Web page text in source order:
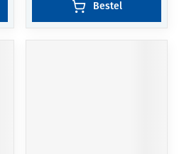
Bestel